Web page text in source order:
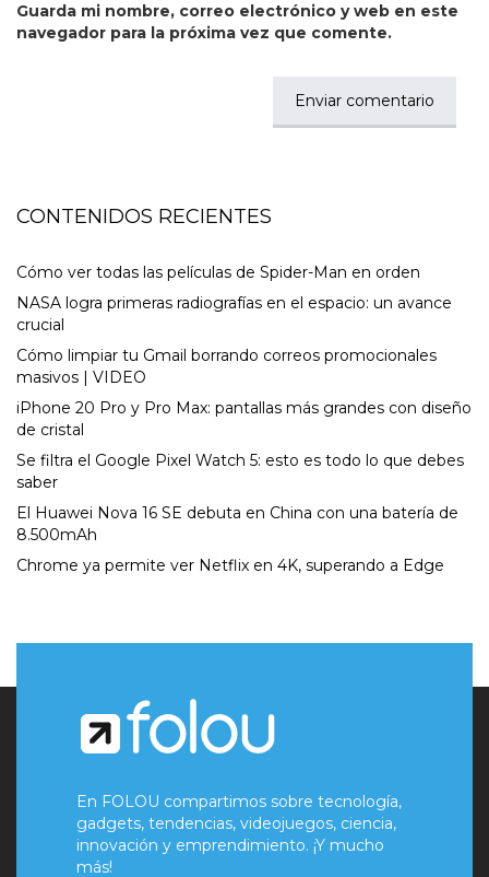
Guarda mi nombre, correo electrónico y web en este
navegador para la próxima vez que comente.
CONTENIDOS RECIENTES
Cómo ver todas las películas de Spider-Man en orden
NASA logra primeras radiografías en el espacio: un avance
crucial
Cómo limpiar tu Gmail borrando correos promocionales
masivos | VIDEO
iPhone 20 Pro y Pro Max: pantallas más grandes con diseño
de cristal
Se filtra el Google Pixel Watch 5: esto es todo lo que debes
saber
El Huawei Nova 16 SE debuta en China con una batería de
8.500mAh
Chrome ya permite ver Netflix en 4K, superando a Edge
En FOLOU compartimos sobre tecnología,
gadgets, tendencias, videojuegos, ciencia,
innovación y emprendimiento. ¡Y mucho
más!